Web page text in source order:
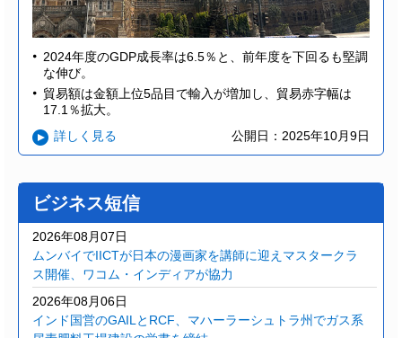
2024年度のGDP成長率は6.5％と、前年度を下回るも堅調
な伸び。
貿易額は金額上位5品目で輸入が増加し、貿易赤字幅は
17.1％拡大。
詳しく見る
公開日：2025年10月9日
ビジネス短信
2026年08月07日
ムンバイでIICTが日本の漫画家を講師に迎えマスタークラ
ス開催、ワコム・インディアが協力
2026年08月06日
インド国営のGAILとRCF、マハーラーシュトラ州でガス系